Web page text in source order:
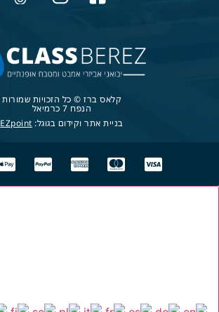
קלאס ברז © כל הזכויות שמורות
הנפח 7 כרמיאל
בניית אתר וקידום בגוגל: EZpoint